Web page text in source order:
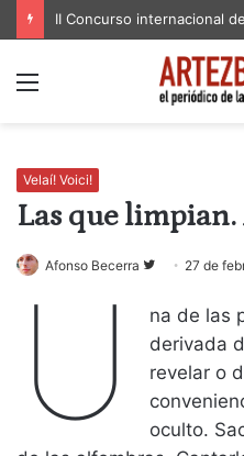
II Concurso internacional
Menú
Velaí! Voici!
Las que limpian.
Afonso Becerra
Follow
Twitter
27 de
U
na de las
derivada
revelar o
oculto.